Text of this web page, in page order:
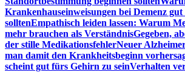
Krankenhauseinweisungen bei Demenz gut
solltenEmpathisch leiden lassen: Warum
mehr brauchen als VerständnisGegeben,
der stille MedikationsfehlerNeuer
man damit den Krankheitsbeginn
scheint gut fürs Gehirn zu seinVerhalten